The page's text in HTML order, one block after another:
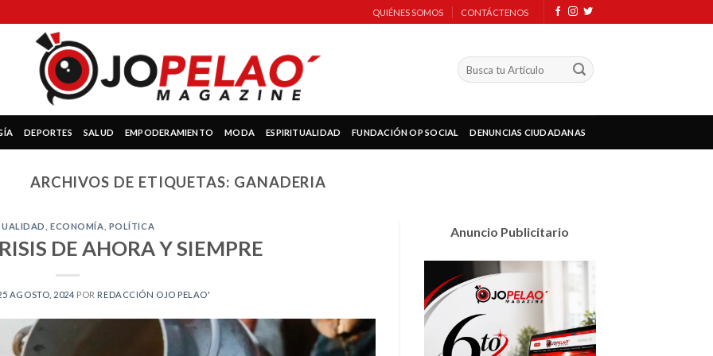
QUIÉNES SOMOS CONTÁCTENOS
DEPORTES SALUD EMPODERAMIENTO MODA ESPIRITUALIDAD FUNDACIÓN OP SOCIAL DENUNCIAS CIUDADANAS
ARCHIVOS DE ETIQUETAS: GANADERIA
,ECONOMÍA POLÍTICA
DE AHORA Y SIEMPRE
AGOSTO, 2024 POR REDACCIÓN OJO PELAO'
Anuncio Publicitario